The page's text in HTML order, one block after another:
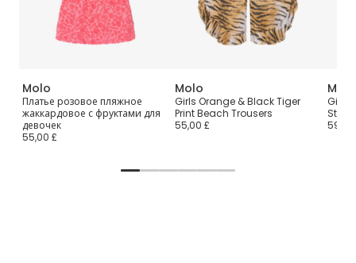
Molo
Платье розовое пляжное
жаккардовое с фруктами для
девочек
55,00 £
Molo
Girls Orange & Black Tiger
Print Beach Trousers
55,00 £
Molo
Girls
59,00